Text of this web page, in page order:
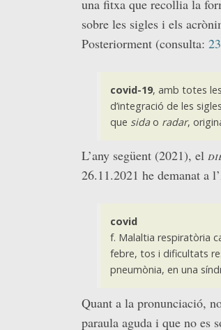
una fitxa que recollia la
sobre les sigles i els
Posteriorment (consulta:
covid-19, amb totes
d’integració de les
que sidao radar,
L’any següent (2021), el
26.11.2021 he demanat a l’
covid
f. Malaltia respiratòria
febre, tos i dificultats
pneumònia, en una
Quant a la pronunciació,
paraula aguda i que no es